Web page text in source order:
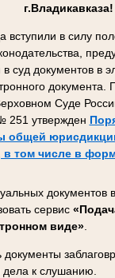
г.Владикавказа!
вступили в силу
суд документов в
документа.
Суде
251 утвержден
общей
том числе в
документов
сервис
виде».
к слушанию.